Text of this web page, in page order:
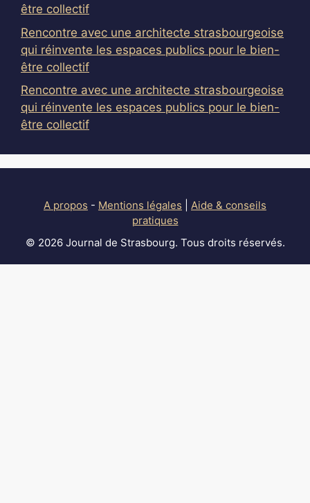
être collectif
Rencontre avec une architecte strasbourgeoise
qui réinvente les espaces publics pour le bien-
être collectif
Rencontre avec une architecte strasbourgeoise
qui réinvente les espaces publics pour le bien-
être collectif
A propos - Mentions légales
Aide & conseils
pratiques
© 2026 Journal de Strasbourg. Tous droits réservés.